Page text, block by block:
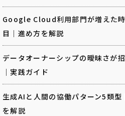
Google Cloud利用部門が増えた
目｜進め方を解説
データオーナーシップの曖昧さが
｜実践ガイド
生成AIと人間の協働パターン5類
を解説